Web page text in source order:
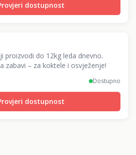
dostupnost
proizvodi do 12kg leda dnevno.
zabavi – za koktele i osvježenje!
Dostupno
dostupnost